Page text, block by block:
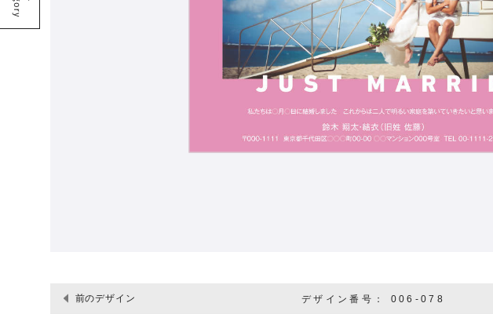
デザイン番号： 006-078
前のデザイン